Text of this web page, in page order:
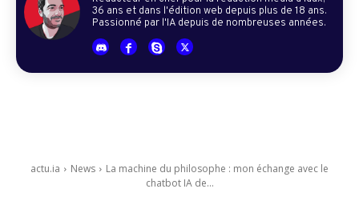
36 ans et dans l'édition web depuis plus de 18 ans.
Passionné par l'IA depuis de nombreuses années.
actu.ia News
La machine du philosophe : mon échange avec le
chatbot IA de...